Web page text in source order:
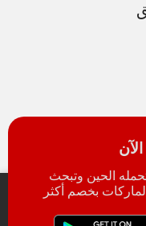
الحين وتبحث
بخصم أكثر